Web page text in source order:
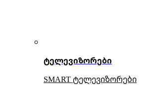
ტელევიზორები
SMART ტელევიზორები